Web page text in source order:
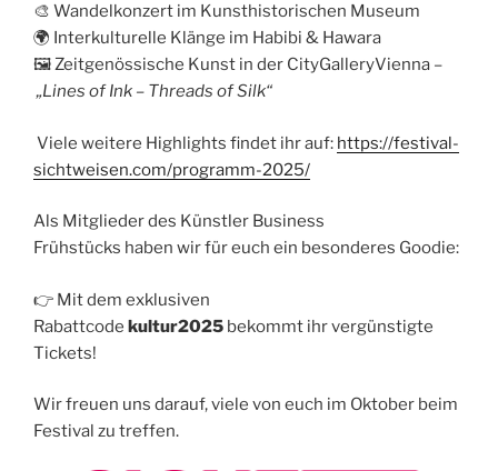
🎨 Wandelkonzert im Kunsthistorischen Museum
🌍 Interkulturelle Klänge im Habibi & Hawara
🖼️ Zeitgenössische Kunst in der CityGalleryVienna –
„Lines of Ink – Threads of Silk“
Viele weitere Highlights findet ihr auf: https://festival-
sichtweisen.com/programm-2025/
Als Mitglieder des Künstler Business
Frühstücks haben wir für euch ein besonderes Goodie:
👉 Mit dem exklusiven
Rabattcode kultur2025 bekommt ihr vergünstigte
Tickets!
Wir freuen uns darauf, viele von euch im Oktober beim
Festival zu treffen.